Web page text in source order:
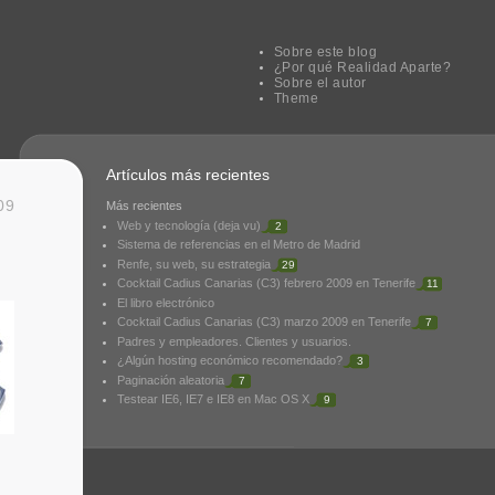
Sobre este blog
¿Por qué Realidad Aparte?
Sobre el autor
Theme
Artículos más recientes
Más recientes
Web y tecnología (deja vu)
2
Sistema de referencias en el Metro de Madrid
Renfe, su web, su estrategia
29
Cocktail Cadius Canarias (C3) febrero 2009 en Tenerife 11
El libro electrónico
Cocktail Cadius Canarias (C3) marzo 2009 en Tenerife
7
Padres y empleadores. Clientes y usuarios.
¿Algún hosting económico recomendado?
3
Paginación aleatoria 7
Testear IE6, IE7 e IE8 en Mac OS X 9